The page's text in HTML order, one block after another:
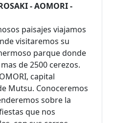
- AOMORI -
paisajes viajamos
visitaremos su
parque donde
de 2500 cerezos.
capital
Mutsu. Conoceremos
sobre la
que nos